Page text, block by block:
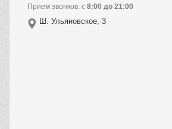
Прием звонков: с 8:00 до 21:00
Ш. Ульяновское, 3